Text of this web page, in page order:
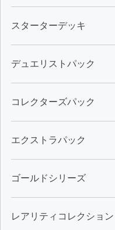
スターターデッキ
デュエリストパック
コレクターズパック
エクストラパック
ゴールドシリーズ
レアリティコレクション